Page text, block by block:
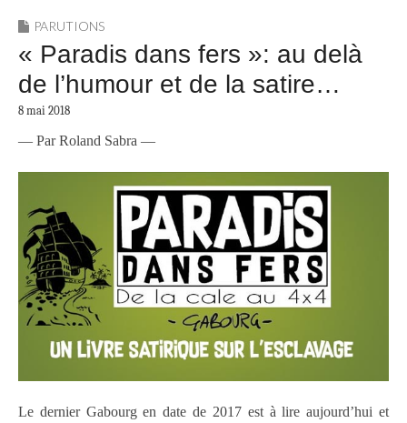
PARUTIONS
« Paradis dans fers »: au delà
de l’humour et de la satire…
8 mai 2018
— Par Roland Sabra —
Le dernier Gabourg en date de 2017 est à lire aujourd’hui et